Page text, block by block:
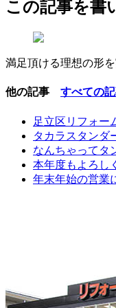
この記事を書
満足頂ける理想の形
他の記事 すべての
足立区リフォー
タカラスタンダ
なんちゃってタ
本年度もよろし
年末年始の営業